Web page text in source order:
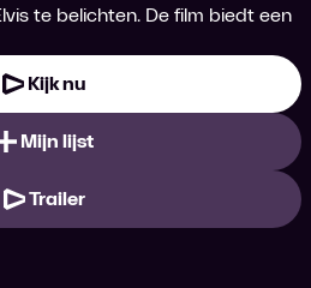
te belichten. De film biedt een
Kijk nu
Mijn lijst
Trailer